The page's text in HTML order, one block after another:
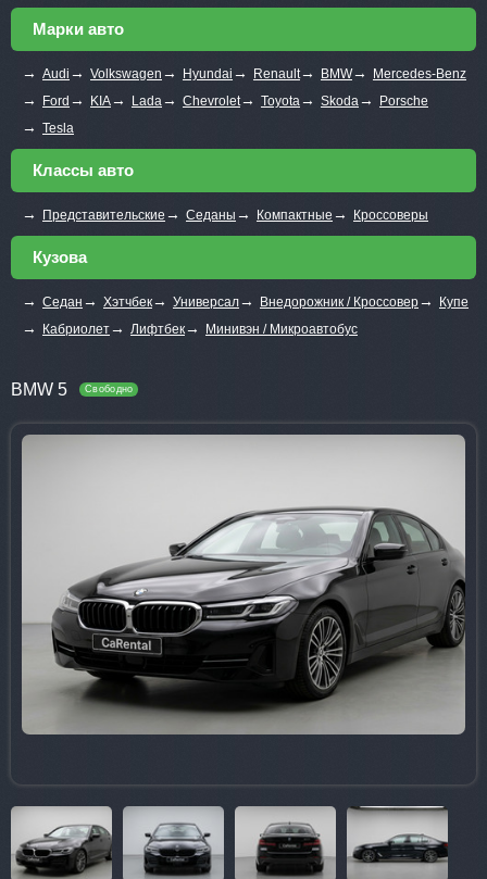
Марки авто
→ Audi → Volkswagen → Hyundai → Renault→ BMW→ Mercedes-Benz
→ Ford → KIA→ Lada→ Chevrolet→ Toyota→ Skoda→ Porsche
→ Tesla
Классы авто
→ Представительские → Седаны → Компактные → Кроссоверы
Кузова
→ Седан → Хэтчбек→ Универсал→ Внедорожник / Кроссовер→ Купе
→ Кабриолет→ Лифтбек→ Минивэн / Микроавтобус
BMW 5 Свободно